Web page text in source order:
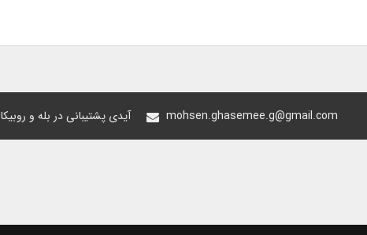
@oiastic :آیدی پشتیبانی در بله و روبیکا mohsen.ghasemee.g@gmail.com